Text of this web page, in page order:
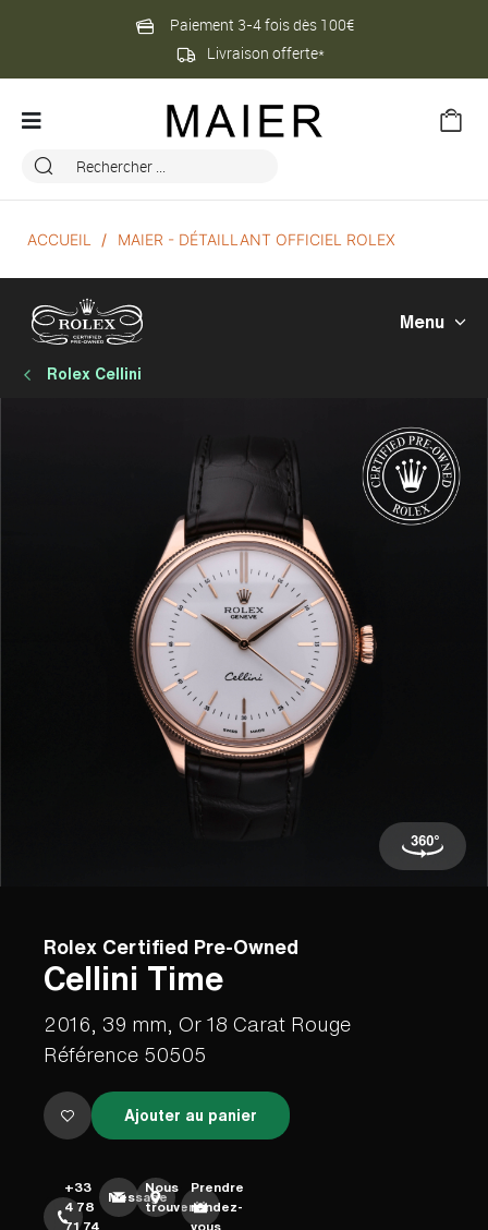
Paiement 3-4 fois dès 100€
Livraison offerte*
ACCUEIL MAIER - DÉTAILLANT OFFICIEL ROLEX
Menu
Rolex Cellini
Rolex Certified Pre-Owned
Cellini Time
2016, 39 mm, Or 18 Carat Rouge
Référence 50505
Ajouter au panier
+33
4 78
71 74
Message
Nous
trouver
Prendre
rendez-
vous